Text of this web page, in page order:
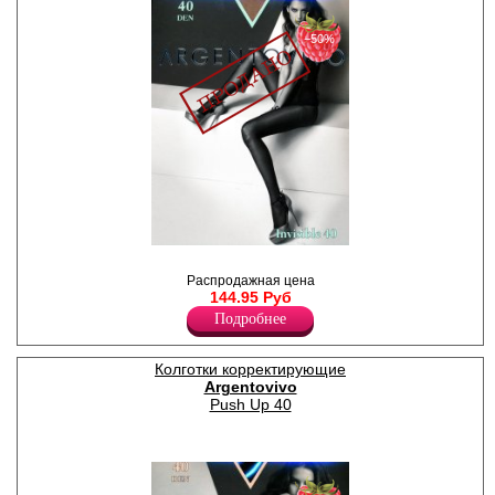
невидимые шортики,
плоские швы, ластовица,
укрепленный мысок.
Плотность 40ден
Лайкра 12%
−50%
Распродажная цена
144.95 Руб
Подробнее
Колготки корректирующие
Argentovivo
Push Up 40